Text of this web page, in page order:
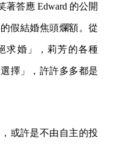
著答應 Edward 的公開
假結婚焦頭爛額。從
求婚」，莉芳的各種
擇」，許許多多都是
或許是不由自主的投